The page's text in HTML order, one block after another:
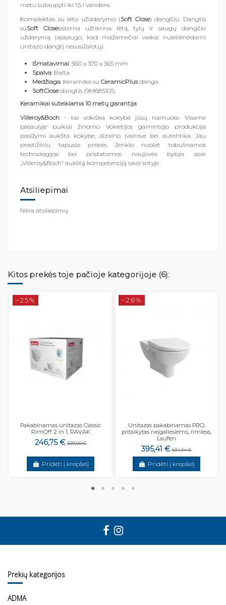
metu sutaupyti iki 1,5 l vandens.
Komplektas su lėto užsidarymo (Soft Close) dangčiu. Dangtis
suSoft Closesistema užtikrina lėtą, tylų ir saugų dangčio
uždarymą (apsaugo, kad mažamečiai vaikai nuleidinėdami
unitazo dangtį nesusižalotų).
Išmatavimai: 560 x 370 x 365 mm
Spalva: Balta
Medžiaga: Keramika su CeramicPlusdanga
SoftClosedangtis (9M68S101).
Keramikai suteikiama 10 metų garantija
Villeroy&Boch - tai vokiška kokybė jūsų namuose. Visame
pasaulyje puikiai žinomo Vokietijos gamintojo produkcija
pasižymi aukšta kokybe, dizaino įvairove bei autentika. Jau
prestižiniu tapusio prekės ženklo nuolat tobulinamos
technologijos bei pristatomos naujovės byloja apie
„Villeroy&Boch“ aukštą kompetenciją savo srityje.
Atsiliepimai
Nėra atsiliepimų
Kitos prekės toje pačioje kategorijoje (6):
−25%
Pakabinamas unitazas Classic
RimOff 2 in 1, RAVAK
246,75 € 329,00 €
Pridėti į krepšelį
−26%
Unitazas pakabinamas PRO,
pritaikytas neįgaliesiems, rimless,
Laufen
395,41 € 534,34 €
Pridėti į krepšelį
Prekių kategorijos
ADMA